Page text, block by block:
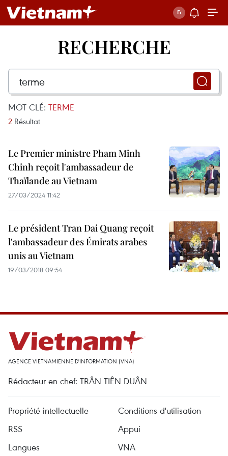
RECHERCHE
MOT CLÉ: TERME
2 Résultat
Le Premier ministre Pham Minh
Chinh reçoit l'ambassadeur de
Thaïlande au Vietnam
27/03/2024 11:42
Le président Tran Dai Quang reçoit
l'ambassadeur des Émirats arabes
unis au Vietnam
19/03/2018 09:54
AGENCE VIETNAMIENNE D'INFORMATION (VNA)
Rédacteur en chef: TRÂN TIÊN DUÂN
Propriété intellectuelle
Conditions d'utilisation
RSS
Appui
Langues
VNA